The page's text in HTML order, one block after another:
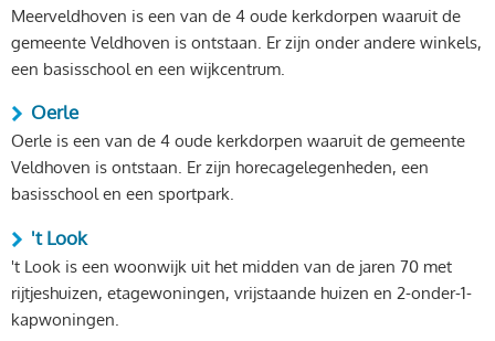
Meerveldhoven is een van de 4 oude kerkdorpen waaruit de
gemeente Veldhoven is ontstaan. Er zijn onder andere winkels,
een basisschool en een wijkcentrum.
Oerle
Oerle is een van de 4 oude kerkdorpen waaruit de gemeente
Veldhoven is ontstaan. Er zijn horecagelegenheden, een
basisschool en een sportpark.
't Look
't Look is een woonwijk uit het midden van de jaren 70 met
rijtjeshuizen, etagewoningen, vrijstaande huizen en 2-onder-1-
kapwoningen.